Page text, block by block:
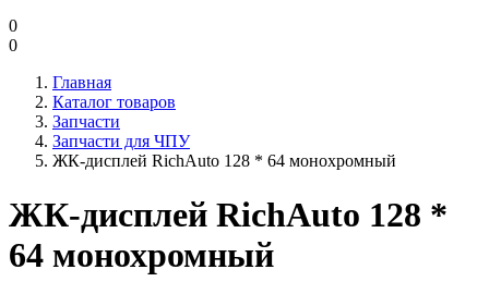
0
0
Главная
Каталог товаров
Запчасти
Запчасти для ЧПУ
ЖК-дисплей RichAuto 128 * 64 монохромный
ЖК-дисплей RichAuto 128 *
64 монохромный